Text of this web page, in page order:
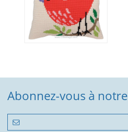
Abonnez-vous à notre